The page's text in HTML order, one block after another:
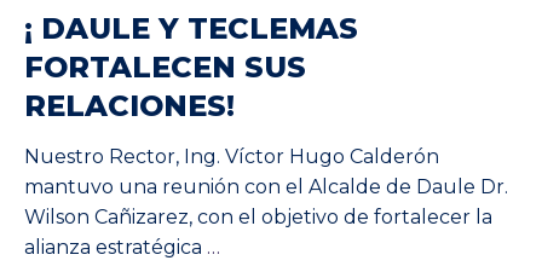
¡ DAULE Y TECLEMAS
FORTALECEN SUS
RELACIONES!
Nuestro Rector, Ing. Víctor Hugo Calderón
mantuvo una reunión con el Alcalde de Daule Dr.
Wilson Cañizarez, con el objetivo de fortalecer la
alianza estratégica …